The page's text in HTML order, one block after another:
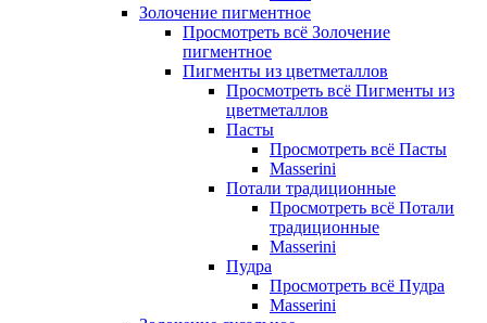
Золочение пигментное
Просмотреть всё Золочение
пигментное
Пигменты из цветметаллов
Просмотреть всё Пигменты из
цветметаллов
Пасты
Просмотреть всё Пасты
Masserini
Потали традиционные
Просмотреть всё Потали
традиционные
Masserini
Пудра
Просмотреть всё Пудра
Masserini